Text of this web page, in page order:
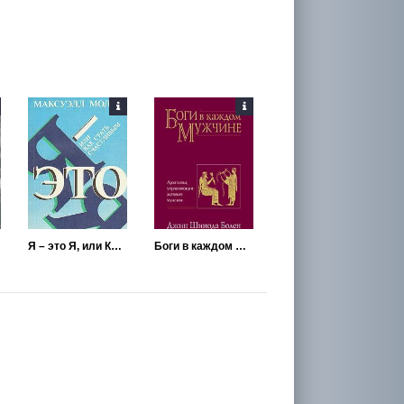
Я – это Я, или Как стать счастливым Боги в каждом мужчине